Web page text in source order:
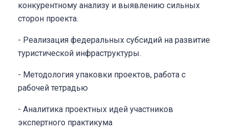
конкурентному анализу и выявлению сильных
сторон проекта.
- Реализация федеральных субсидий на развитие
туристической инфраструктуры.
- Методология упаковки проектов, работа с
рабочей тетрадью
- Аналитика проектных идей участников
экспертного практикума